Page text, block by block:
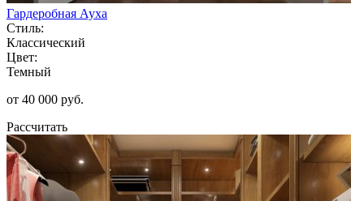
Гардеробная Ауха
Стиль:
Классический
Цвет:
Темный
от 40 000 руб.
Рассчитать